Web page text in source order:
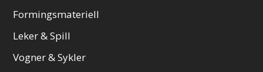
Formingsmateriell
Leker & Spill
Vogner & Sykler